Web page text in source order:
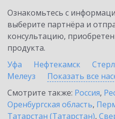
Ознакомьтесь с
выберите партнёра и
консультацию,
продукта.
Уфа
Нефтекамск
Мелеуз
Показать все
Смотрите также: Россия,
Оренбургская область,
Татарстан (Татарстан),